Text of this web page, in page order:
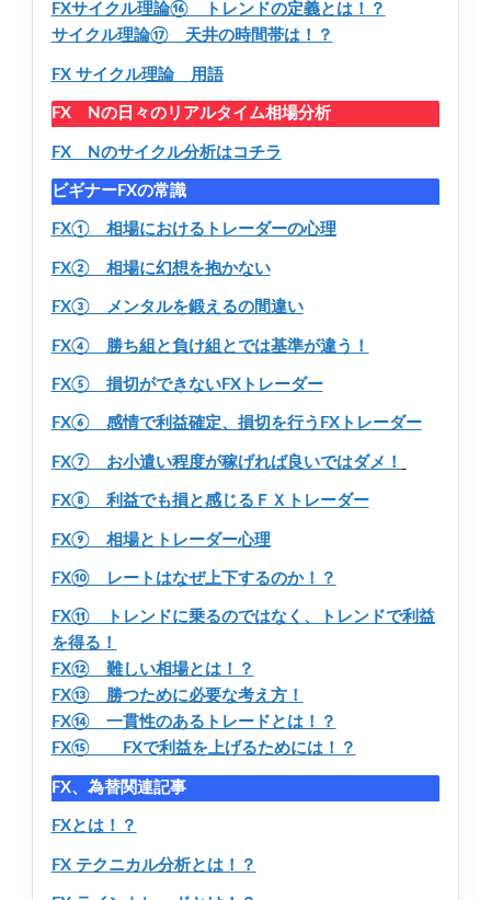
FXサイクル理論⑯ トレンドの定義とは！？
サイクル理論⑰ 天井の時間帯は！？
FX サイクル理論 用語
FX Nの日々のリアルタイム相場分析
FX Nのサイクル分析はコチラ
ビギナーFXの常識
FX① 相場におけるトレーダーの心理
FX② 相場に幻想を抱かない
FX③ メンタルを鍛えるの間違い
FX④ 勝ち組と負け組とでは基準が違う！
FX⑤ 損切ができないFXトレーダー
FX⑥ 感情で利益確定、損切を行うFXトレーダー
FX⑦ お小遣い程度が稼げれば良いではダメ！
FX⑧ 利益でも損と感じるＦＸトレーダー
FX⑨ 相場とトレーダー心理
FX⑩ レートはなぜ上下するのか！？
FX⑪ トレンドに乗るのではなく、トレンドで利益
を得る！
FX⑫ 難しい相場とは！？
FX⑬ 勝つために必要な考え方！
FX⑭ 一貫性のあるトレードとは！？
FX⑮ FXで利益を上げるためには！？
FX、為替関連記事
FXとは！？
FX テクニカル分析とは！？